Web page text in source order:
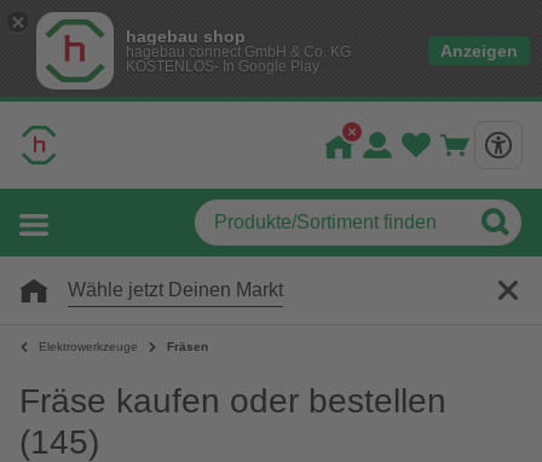
hagebau shop
hagebau connect GmbH & Co. KG
KOSTENLOS- In Google Play
Anzeigen
Wähle jetzt Deinen Markt
Elektrowerkzeuge Fräsen
Fräse kaufen oder bestellen
(145)